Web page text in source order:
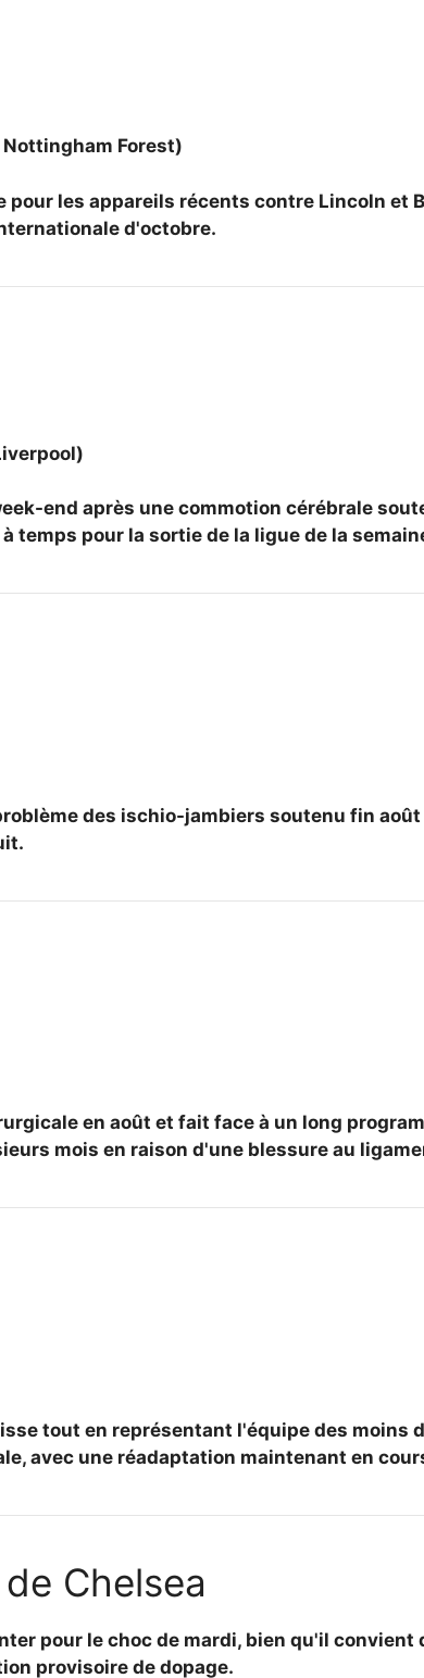
Forest)
pour les appareils récents contre Lincoln et
d'octobre.
end après une commotion cérébrale
temps pour la sortie de la ligue de la
des ischio-jambiers soutenu fin
en août et fait face à un long
mois en raison d'une blessure au
tout en représentant l'équipe des moins
avec une réadaptation maintenant en
Chelsea
pour le choc de mardi, bien qu'il convient
provisoire de dopage.